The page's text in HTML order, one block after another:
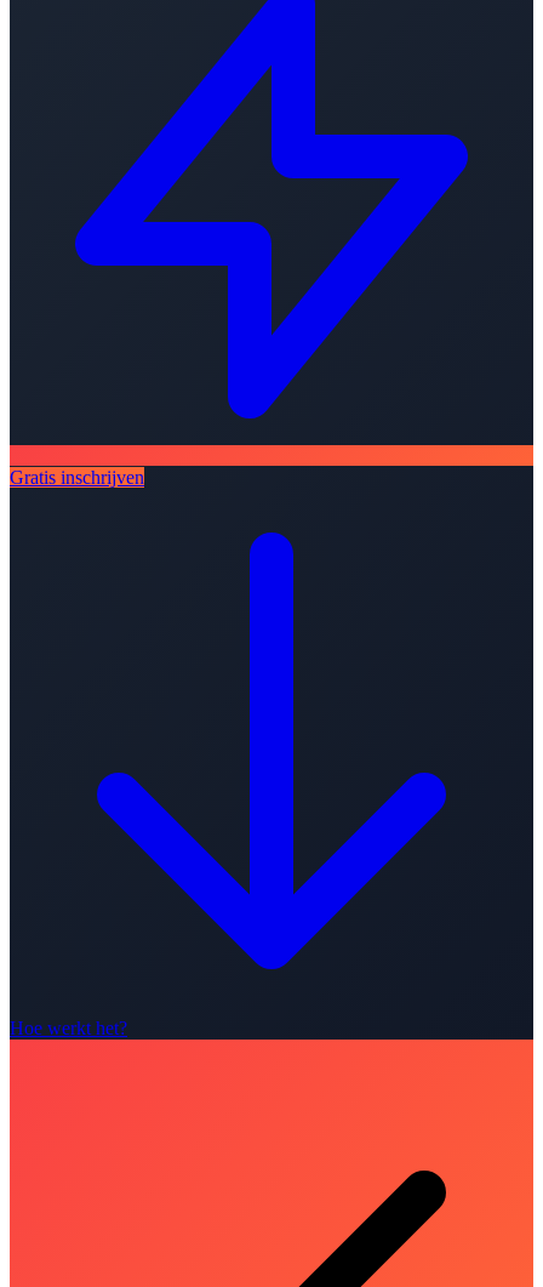
Gratis inschrijven
Hoe werkt het?